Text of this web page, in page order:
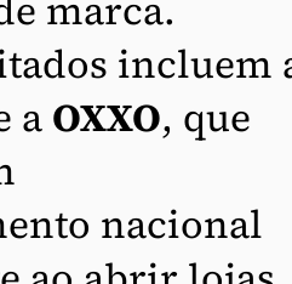
marca.
incluem
a OXXO, que
nacional